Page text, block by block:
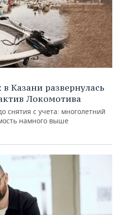
Казани развернулась
Локомотива
снятия с учета: многолетний
намного выше